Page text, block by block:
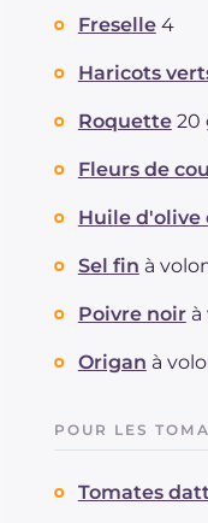
Freselle 4
Haricots
Roquette 20
Fleurs de
Huile d'olive
Sel fin à
Poivre noir à
Origan à
POUR LES
Tomates